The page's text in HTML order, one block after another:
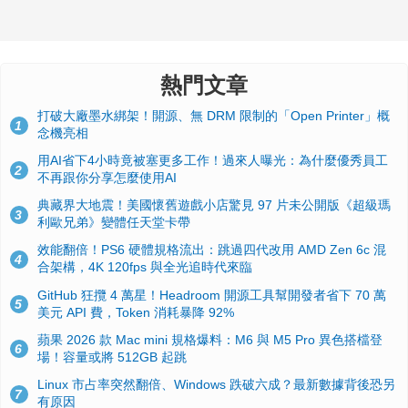
熱門文章
1
打破大廠墨水綁架！開源、無 DRM 限制的「Open Printer」概
念機亮相
2
用AI省下4小時竟被塞更多工作！過來人曝光：為什麼優秀員工
不再跟你分享怎麼使用AI
3
典藏界大地震！美國懷舊遊戲小店驚見 97 片未公開版《超級瑪
利歐兄弟》變體任天堂卡帶
4
效能翻倍！PS6 硬體規格流出：跳過四代改用 AMD Zen 6c 混
合架構，4K 120fps 與全光追時代來臨
5
GitHub 狂攬 4 萬星！Headroom 開源工具幫開發者省下 70 萬
美元 API 費，Token 消耗暴降 92%
6
蘋果 2026 款 Mac mini 規格爆料：M6 與 M5 Pro 異色搭檔登
場！容量或將 512GB 起跳
7
Linux 市占率突然翻倍、Windows 跌破六成？最新數據背後恐另
有原因